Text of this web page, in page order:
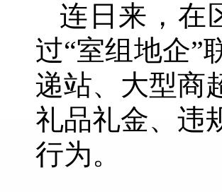
连日来，在
过“室组地企”
递站、大型商
礼品礼金、违
行为。